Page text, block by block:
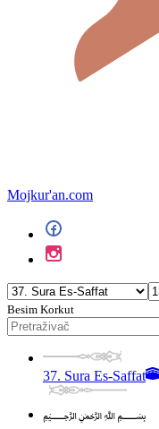
Mojkur'an.com
Besim Korkut
37. Sura Es-Saffat
﷽